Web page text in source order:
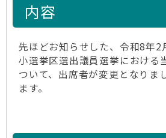
内容
先ほどお知らせした、令和8年2
小選挙区選出議員選挙における
ついて、出席者が変更となりま
ます。